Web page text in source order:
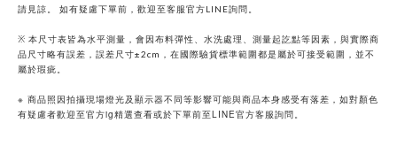
請見諒。 如有疑慮下單前，歡迎至客服官方LINE詢問。
※ 本尺寸表皆為水平測量，會因布料彈性、水洗處理、測量起訖點等因素，與實際商
品尺寸略有誤差，誤差尺寸±2cm，在國際驗貨標準範圍都是屬於可接受範圍，並不
屬於瑕疵。
※ 商品照因拍攝現場燈光及顯示器不同等影響可能與商品本身感受有落差，如對顏色
有疑慮者歡迎至官方ig精選查看或於下單前至LINE官方客服詢問。